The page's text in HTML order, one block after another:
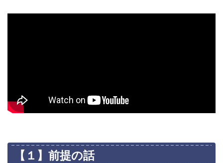
【１】前提の話